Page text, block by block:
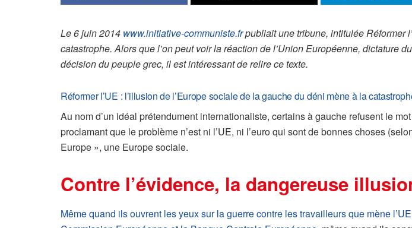
Le 6 juin 2014 www.initiative-communiste.frpubliait une tribune, intitulée Réformer
catastrophe. Alors que l’on peut voir la réaction de l’Union Européenne, dictature
décision du peuple grec, il est intéressant de relire ce texte.
Réformer l’UE : l’illusion de l’Europe sociale de la gauche du déni mène à la
Au nom d’un idéal prétendument internationaliste, certains à gauche refusent le
proclamant que le problème n’est ni l’UE, ni l’euro qui sont de bonnes choses
Europe », une Europe sociale.
Contre l’évidence, la dangereuse
Même quand ils ouvrent les yeux sur la guerre contre les travailleurs que mène